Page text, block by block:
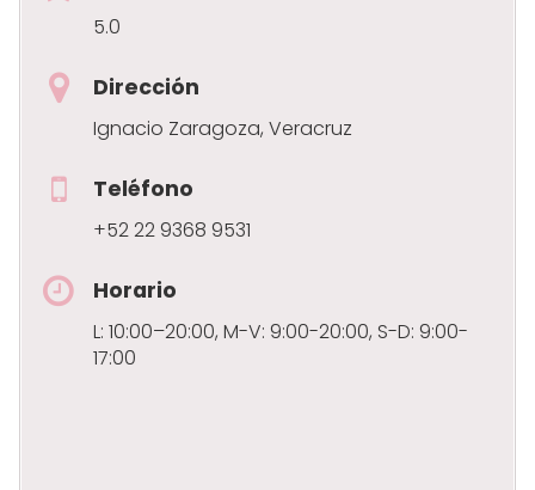
5.0
Dirección
Ignacio Zaragoza, Veracruz
Teléfono
+52 22 9368 9531
Horario
L: 10:00–20:00, M-V: 9:00-20:00, S-D: 9:00-
17:00